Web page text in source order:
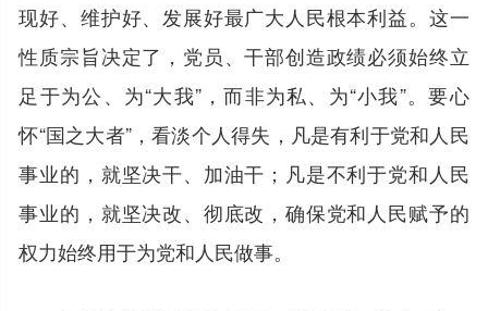
现好、维护好、发展好最广大人民根本利益。这一
性质宗旨决定了，党员、干部创造政绩必须始终立
足于为公、为“大我”，而非为私、为“小我”。要心
怀“国之大者”，看淡个人得失，凡是有利于党和人民
事业的，就坚决干、加油干；凡是不利于党和人民
事业的，就坚决改、彻底改，确保党和人民赋予的
权力始终用于为党和人民做事。